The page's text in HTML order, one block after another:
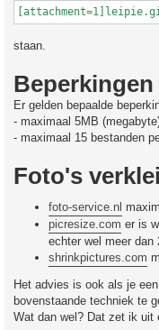
staan.
Beperkingen
Er gelden bepaalde
- maximaal 5MB
- maximaal 15 bestanden
Foto's
foto-service.nl
picresize.com er is
echter wel meer dan
shrinkpictures.com
Het advies is ook als je
bovenstaande techniek te
Wat dan wel? Dat zet ik uit